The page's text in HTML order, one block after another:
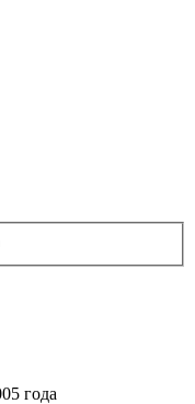
года